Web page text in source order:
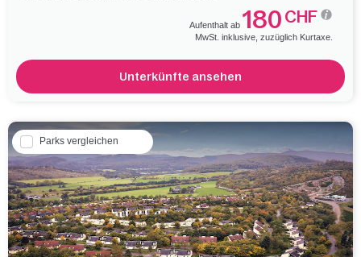
Aufenthalt ab 180 CHF
MwSt. inklusive, zuzüglich Kurtaxe.
Unterkünfte ansehen
Parks vergleichen